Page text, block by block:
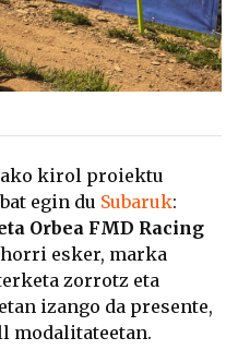
kirol proiektu
egin du Subaruk:
Orbea FMD Racing
esker, marka
zorrotz eta
izango da presente,
modalitateetan.